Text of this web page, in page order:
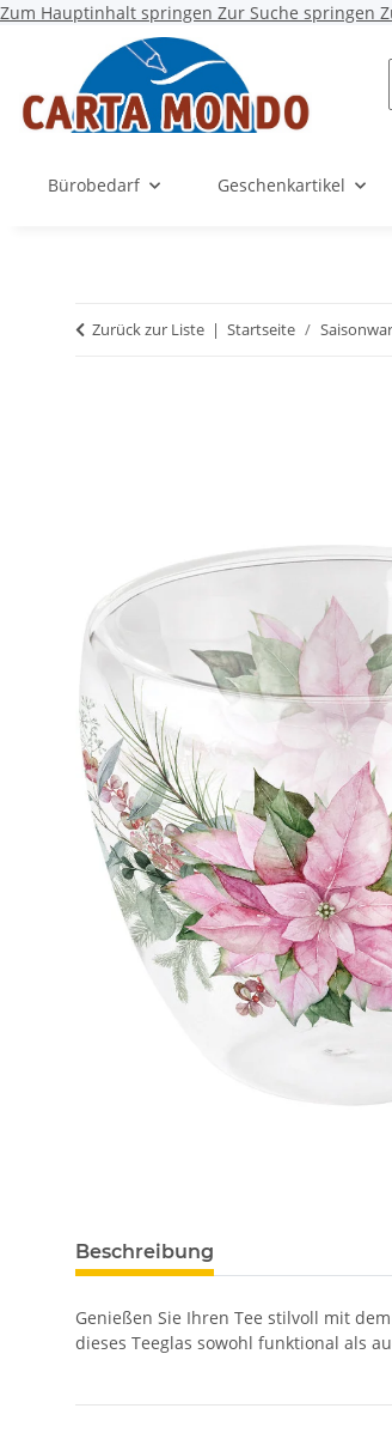
Zum Hauptinhalt springen Zur Suche springen
Bürobedarf Geschenkartikel
Zurück zur Liste Startseite
Beschreibung
Genießen Sie Ihren Tee stilvoll mit
dieses Teeglas sowohl funktional als